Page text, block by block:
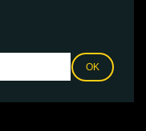
OK